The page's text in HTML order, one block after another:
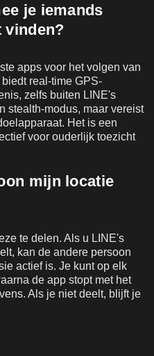
je iemands
vinden?
apps voor het volgen van
real-time GPS-
zelfs buiten LINE's
stealth-modus, maar vereist
Het is een
voor ouderlijk toezicht
mijn locatie
te delen. Als u LINE's
kan de andere persoon
actief is. Je kunt op elk
de app stopt met het
Als je niet deelt, blijft je